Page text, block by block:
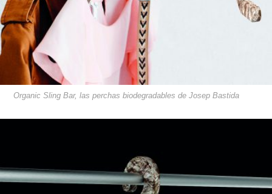
Organic Sling Bar, las perchas biodegradables de Josep Bastida